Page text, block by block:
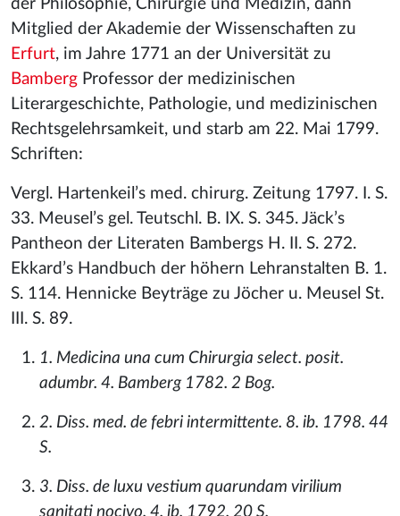
der Philosophie, Chirurgie und Medizin, dann
Mitglied der Akademie der Wissenschaften zu
Erfurt, im Jahre 1771 an der Universität zu
Bamberg Professor der medizinischen
Literargeschichte, Pathologie, und medizinischen
Rechtsgelehrsamkeit, und starb am 22. Mai 1799.
Schriften:
Vergl. Hartenkeil’s med. chirurg. Zeitung 1797. I. S.
33. Meusel’s gel. Teutschl. B. IX. S. 345. Jäck’s
Pantheon der Literaten Bambergs H. II. S. 272.
Ekkard’s Handbuch der höhern Lehranstalten B. 1.
S. 114. Hennicke Beyträge zu Jöcher u. Meusel St.
III. S. 89.
1. Medicina una cum Chirurgia select. posit.
adumbr. 4. Bamberg 1782. 2 Bog.
2. Diss. med. de febri intermittente. 8. ib. 1798. 44
S.
3. Diss. de luxu vestium quarundam virilium
sanitati nocivo. 4. ib. 1792. 20 S.